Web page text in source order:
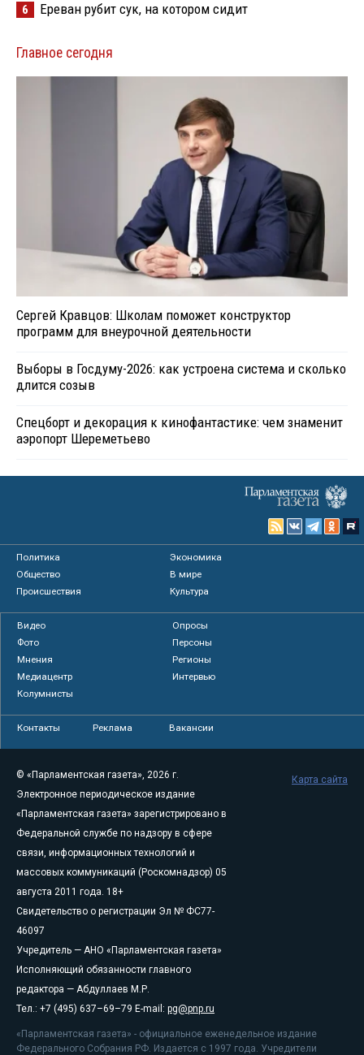
6 Ереван рубит сук, на котором сидит
Главное сегодня
Сергей Кравцов: Школам поможет конструктор
программ для внеурочной деятельности
Выборы в Госдуму-2026: как устроена система и сколько
длится созыв
Спецборт и декорация к кинофантастике: чем знаменит
аэропорт Шереметьево
Политика
Экономика
Общество
В мире
Происшествия
Культура
Видео
Опросы
Фото
Персоны
Мнения
Регионы
Медиацентр
Интервью
Колумнисты
Контакты Реклама Вакансии
© «Парламентская газета», 2026 г.
Электронное периодическое издание
«Парламентская газета» зарегистрировано в
Федеральной службе по надзору в сфере
связи, информационных технологий и
массовых коммуникаций (Роскомнадзор) 05
августа 2011 года. 18+
Свидетельство о регистрации Эл № ФС77-
46097
Учредитель — АНО «Парламентская газета»
Исполняющий обязанности главного
редактора — Абдуллаев М.Р.
Тел.: +7 (495) 637–69–79 E-mail: pg@pnp.ru
«Парламентская газета» - официальное еженедельное издание
Федерального Собрания РФ. Издается с 1997 года. Учредители
Карта сайта